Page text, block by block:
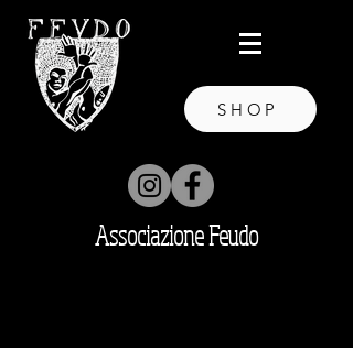
SHOP
Associazione Feudo